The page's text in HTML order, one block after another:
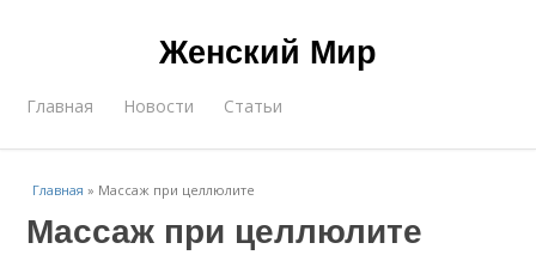
Женский Мир
Главная Новости Статьи
Главная » Массаж при целлюлите
Массаж при целлюлите